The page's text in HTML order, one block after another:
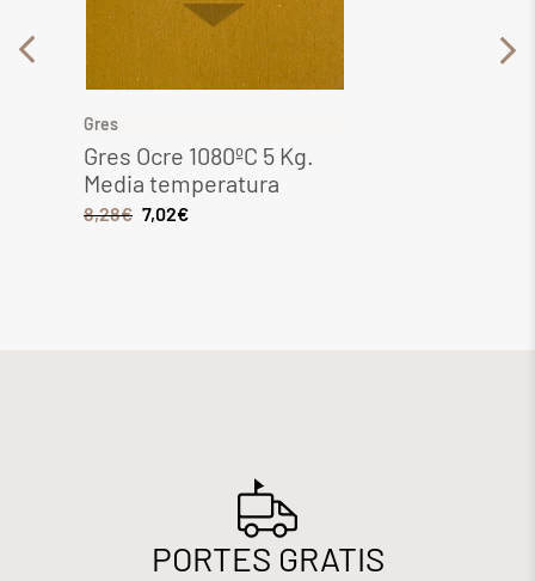
Ocre 1080ºC 5 Kg.
temperatura
7,02€
PORTES GRATIS